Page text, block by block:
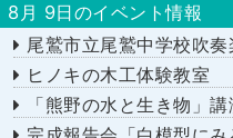
8月 9日のイベント情報
尾鷲市立尾鷲中学校吹
ヒノキの木工体験教室
「熊野の水と生き物」